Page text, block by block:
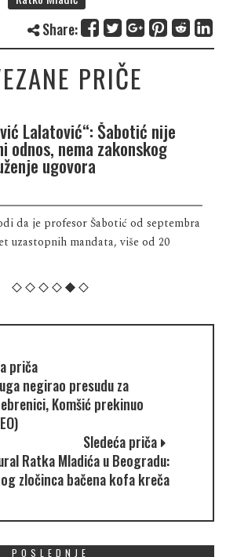
Share:
PRIČE
Lalatović“: Šabotić nije
odnos, nema zakonskog
ugovora
da je profesor Šabotić od septembra
uzastopnih mandata, više od 20
priča
negirao presudu za
Komšić prekinuo
Sledeća priča
Ratka Mladića u Beogradu:
zločinca bačena kofa kreča
POSLEDNJE